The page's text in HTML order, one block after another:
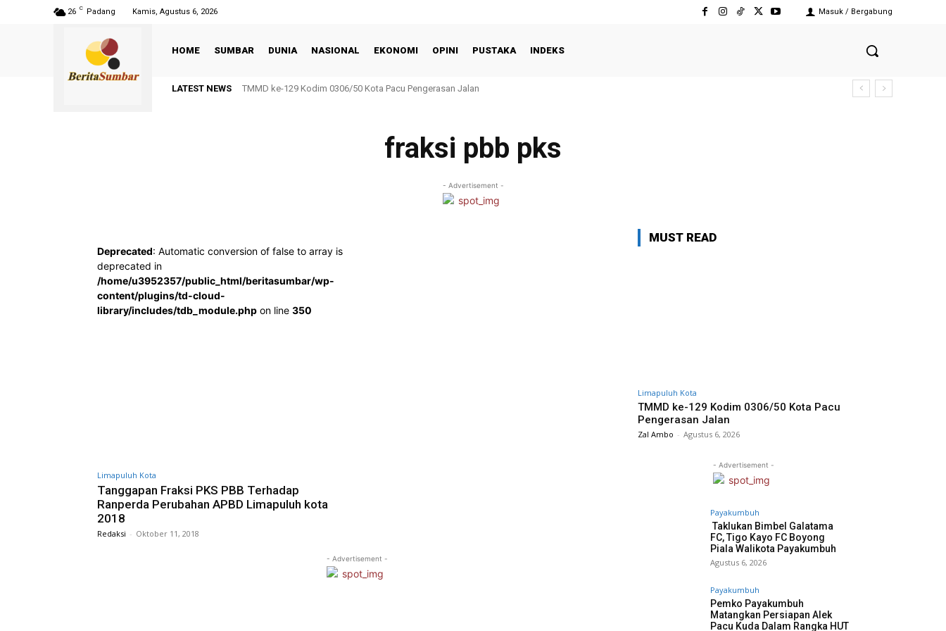
26 C Padang Kamis, Agustus 6, 2026 Masuk / Bergabung
HOME SUMBAR DUNIA NASIONAL EKONOMI OPINI PUSTAKA INDEKS
LATEST NEWS TMMD ke-129 Kodim 0306/50 Kota Pacu Pengerasan Jalan
fraksi pbb pks
- Advertisement -
Deprecated: Automatic conversion of false to array is
deprecated in
/home/u3952357/public_html/beritasumbar/wp-
content/plugins/td-cloud-
library/includes/tdb_module.php on line 350
Limapuluh Kota
Tanggapan Fraksi PKS PBB Terhadap
Ranperda Perubahan APBD Limapuluh kota
2018
Redaksi - Oktober 11, 2018
- Advertisement -
MUST READ
Limapuluh Kota
TMMD ke-129 Kodim 0306/50 Kota Pacu
Pengerasan Jalan
Zal Ambo - Agustus 6, 2026
- Advertisement -
Payakumbuh
Taklukan Bimbel Galatama
FC, Tigo Kayo FC Boyong
Piala Walikota Payakumbuh
Agustus 6, 2026
Payakumbuh
Pemko Payakumbuh
Matangkan Persiapan Alek
Pacu Kuda Dalam Rangka HUT